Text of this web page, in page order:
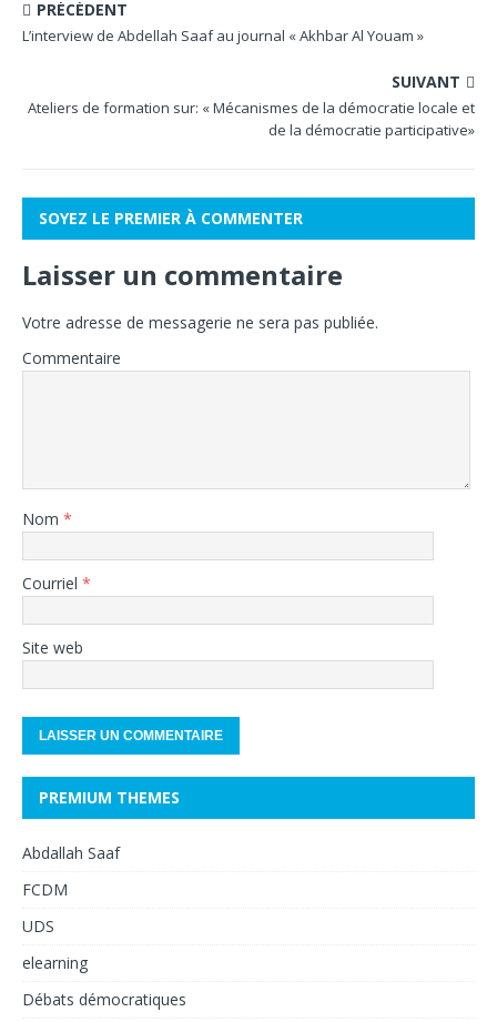
PRÉCÉDENT
L’interview de Abdellah Saaf au journal « Akhbar Al Youam »
SUIVANT
Ateliers de formation sur: « Mécanismes de la démocratie locale et
de la démocratie participative»
SOYEZ LE PREMIER À COMMENTER
Laisser un commentaire
Votre adresse de messagerie ne sera pas publiée.
Commentaire
Nom *
Courriel *
Site web
PREMIUM THEMES
Abdallah Saaf
FCDM
UDS
elearning
Débats démocratiques